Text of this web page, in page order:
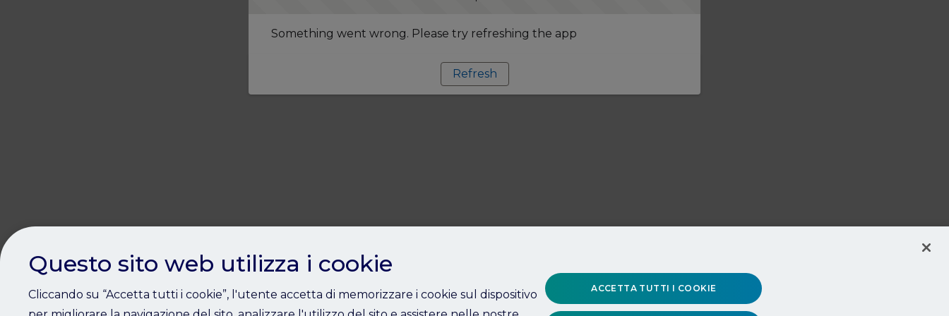
Something went wrong. Please try refreshing the app
Refresh
Questo sito web utilizza i cookie
Cliccando su “Accetta tutti i cookie”, l'utente accetta di memorizzare i cookie sul dispositivo
ACCETTA TUTTI I COOKIE